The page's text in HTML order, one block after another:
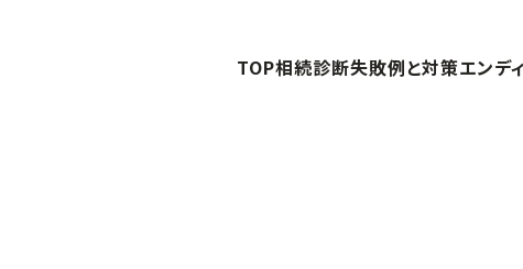
TOP相続診断失敗例と対策エンデ